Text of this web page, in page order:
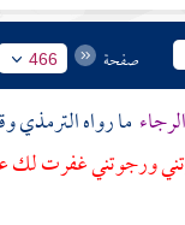
صفحة 466
الرجاء ما رواهالترمذي
ورجوتني غفرت لك